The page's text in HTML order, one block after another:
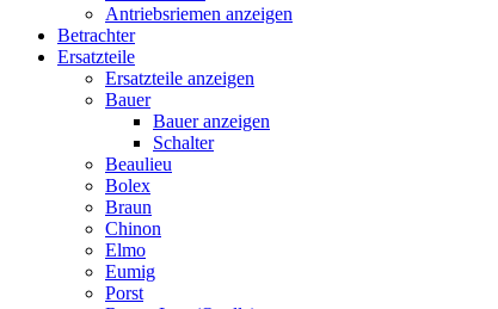
Antriebsriemen anzeigen
Betrachter
Ersatzteile
Ersatzteile anzeigen
Bauer
Bauer anzeigen
Schalter
Beaulieu
Bolex
Braun
Chinon
Elmo
Eumig
Porst